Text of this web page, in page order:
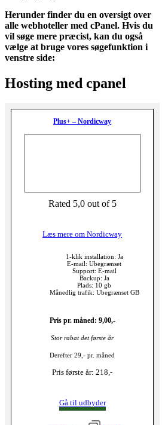
Herunder finder du en oversigt over
alle webhoteller med cPanel. Hvis du
vil søge mere præcist, kan du også
vælge at bruge vores søgefunktion i
venstre side:
Hosting med cpanel
Plus+ – Nordicway
Rated 5,0 out of 5
Læs mere om Nordicway
1-klik installation: Ja
E-mail: Ubegrænset
Support: E-mail
Backup: Ja
Plads: 10 gb
Månedlig trafik: Ubegrænset GB
Pris pr. måned: 9,00,-
Stor rabat det første år
Derefter 29,- pr. måned
Pris første år: 218,-
Gå til udbyder